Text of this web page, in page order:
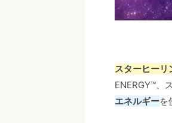
スターヒーリ
ENERGY™、
エネルギーを